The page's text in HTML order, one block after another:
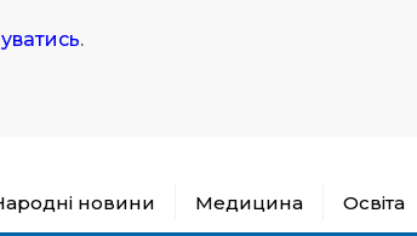
.
новини Медицина Освіта